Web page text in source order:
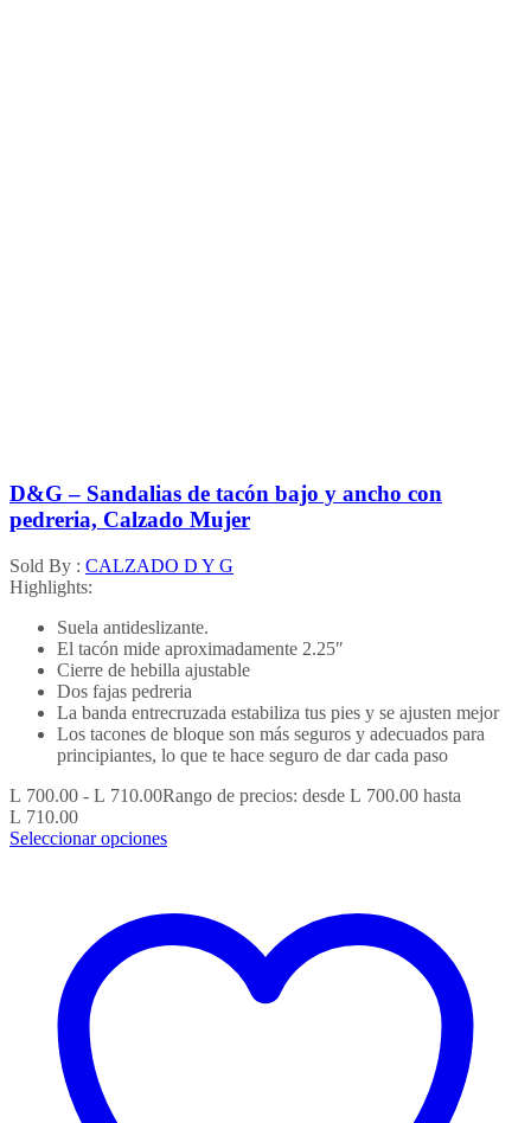
D&G – Sandalias de tacón bajo y ancho con
pedreria, Calzado Mujer
Sold By : CALZADO D Y G
Highlights:
Suela antideslizante.
El tacón mide aproximadamente 2.25″
Cierre de hebilla ajustable
Dos fajas pedreria
La banda entrecruzada estabiliza tus pies y se ajusten mejor
Los tacones de bloque son más seguros y adecuados para
principiantes, lo que te hace seguro de dar cada paso
L 700.00 - L 710.00Rango de precios: desde L 700.00 hasta
L 710.00
Seleccionar opciones